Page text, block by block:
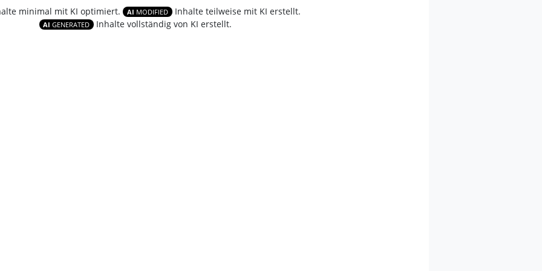
minimal mit KI optimiert. AI MODIFIED Inhalte teilweise mit KI erstellt.
AI GENERATED Inhalte vollständig von KI erstellt.